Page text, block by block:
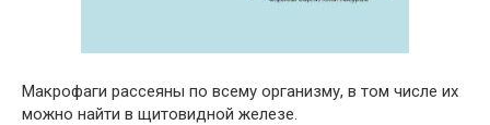
Макрофаги рассеяны по всему организму, в том числе их
можно найти в щитовидной железе.